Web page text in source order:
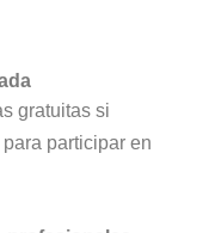
gratuitas si
participar en